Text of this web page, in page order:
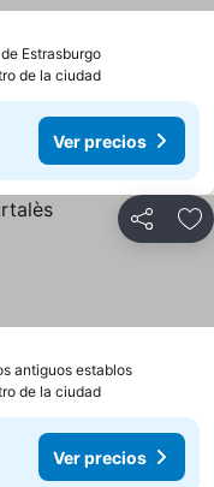
EstrasburgoVer precios
de la ciudad
Ver precios
Compartir
antiguos establosVer
de la ciudad
Ver precios